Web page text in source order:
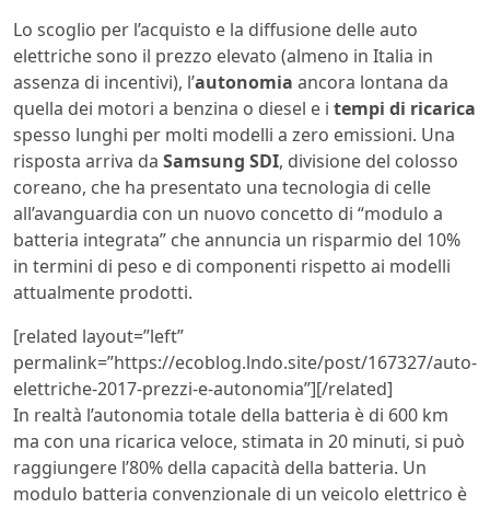
Lo scoglio per l’acquisto e la diffusione delle auto
elettriche sono il prezzo elevato (almeno in Italia in
assenza di incentivi), l’autonomia ancora lontana da
quella dei motori a benzina o diesel e i tempi di ricarica
spesso lunghi per molti modelli a zero emissioni. Una
risposta arriva da Samsung SDI, divisione del colosso
coreano, che ha presentato una tecnologia di celle
all’avanguardia con un nuovo concetto di “modulo a
batteria integrata” che annuncia un risparmio del 10%
in termini di peso e di componenti rispetto ai modelli
attualmente prodotti.
[related layout=”left”
permalink=”https://ecoblog.lndo.site/post/167327/auto-
elettriche-2017-prezzi-e-autonomia”][/related]
In realtà l’autonomia totale della batteria è di 600 km
ma con una ricarica veloce, stimata in 20 minuti, si può
raggiungere l’80% della capacità della batteria. Un
modulo batteria convenzionale di un veicolo elettrico è